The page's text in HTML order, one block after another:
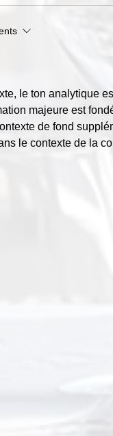
le ton analytique
majeure est
de fond
le contexte de la